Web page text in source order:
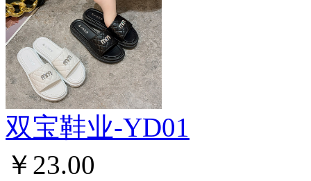
双宝鞋业-YD01
￥23.00